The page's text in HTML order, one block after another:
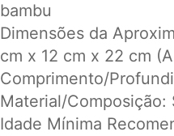
bambu
Dimensões da
cm x 12 cm x 22 cm
Comprimento/
Material/Composição:
Idade Mínima